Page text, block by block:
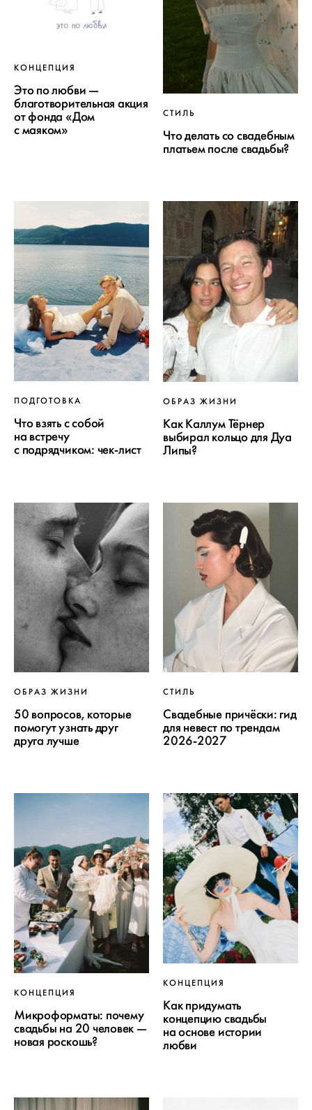
КОНЦЕПЦИЯ
Это по любви —
благотворительная акция
от фонда «Дом
с маяком»
СТИЛЬ
Что делать со свадебным
платьем после свадьбы?
ПОДГОТОВКА
Что взять с собой
на встречу
с подрядчиком: чек-лист
ОБРАЗ ЖИЗНИ
Как Каллум Тёрнер
выбирал кольцо для Дуа
Липы?
ОБРАЗ ЖИЗНИ
50 вопросов, которые
помогут узнать друг
друга лучше
СТИЛЬ
Свадебные причёски: гид
для невест по трендам
2026-2027
КОНЦЕПЦИЯ
Микроформаты: почему
свадьбы на 20 человек —
новая роскошь?
КОНЦЕПЦИЯ
Как придумать
концепцию свадьбы
на основе истории
любви